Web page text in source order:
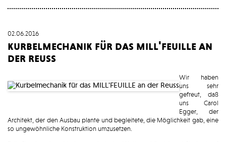
02.06.2016
kurbelmechanik für das mill'feuille an
der reuss
Wir haben
uns sehr
gefreut, daß
uns Carol
Egger, der
Architekt, der den Ausbau plante und begleitete, die Möglichkeit gab, eine
so ungewöhnliche Konstruktion umzusetzen.